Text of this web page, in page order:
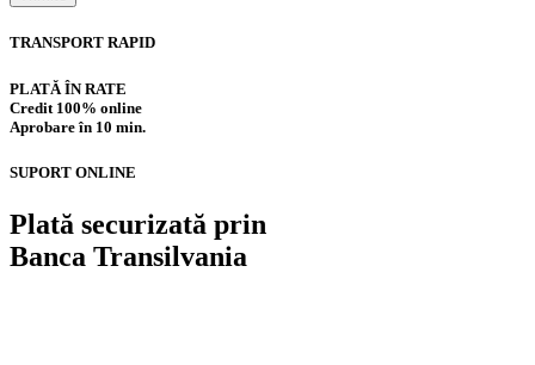
TRANSPORT RAPID
PLATĂ ÎN RATE
Credit 100% online
Aprobare în 10 min.
SUPORT ONLINE
Plată securizată prin
Banca Transilvania